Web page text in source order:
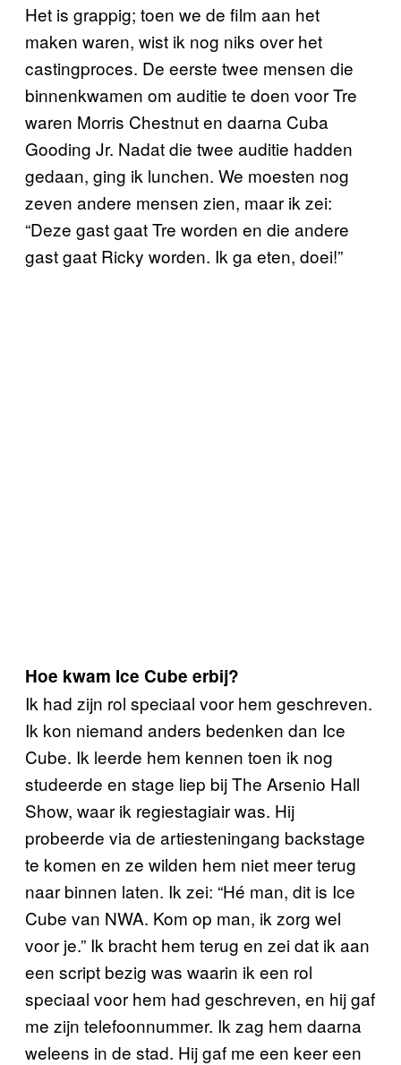
Het is grappig; toen we de film aan het
maken waren, wist ik nog niks over het
castingproces. De eerste twee mensen die
binnenkwamen om auditie te doen voor Tre
waren Morris Chestnut en daarna Cuba
Gooding Jr. Nadat die twee auditie hadden
gedaan, ging ik lunchen. We moesten nog
zeven andere mensen zien, maar ik zei:
“Deze gast gaat Tre worden en die andere
gast gaat Ricky worden. Ik ga eten, doei!”
Hoe kwam Ice Cube erbij?
Ik had zijn rol speciaal voor hem geschreven.
Ik kon niemand anders bedenken dan Ice
Cube. Ik leerde hem kennen toen ik nog
studeerde en stage liep bij The Arsenio Hall
Show, waar ik regiestagiair was. Hij
probeerde via de artiesteningang backstage
te komen en ze wilden hem niet meer terug
naar binnen laten. Ik zei: “Hé man, dit is Ice
Cube van NWA. Kom op man, ik zorg wel
voor je.” Ik bracht hem terug en zei dat ik aan
een script bezig was waarin ik een rol
speciaal voor hem had geschreven, en hij gaf
me zijn telefoonnummer. Ik zag hem daarna
weleens in de stad. Hij gaf me een keer een